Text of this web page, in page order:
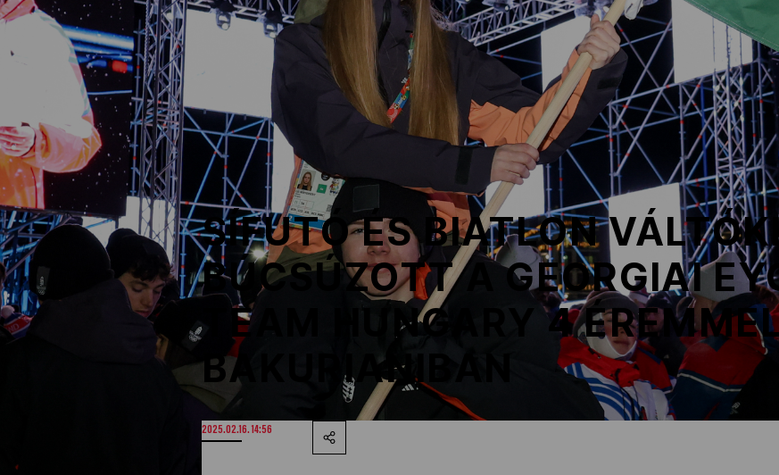
Társszervezetek
Adatbank
SÍFUTÓ ÉS BIATLON
BÚCSÚZOTT A GEORGIAI
TEAM HUNGARY 4
BAKURIANIBAN
2025.02.16. 14:56